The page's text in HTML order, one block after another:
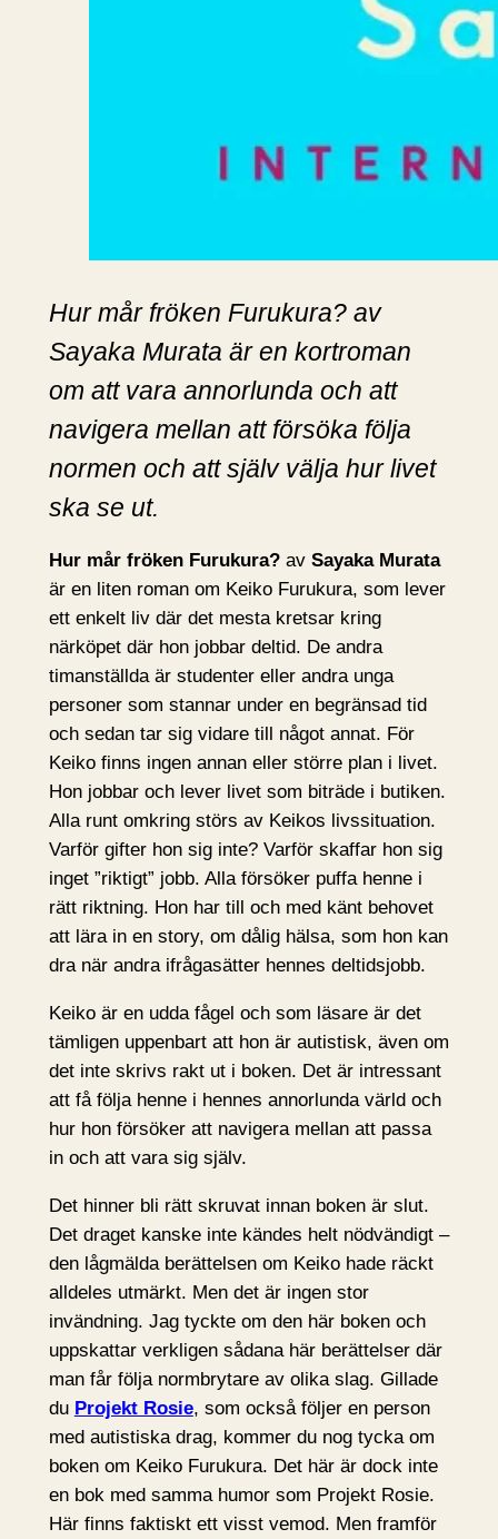
Hur mår fröken Furukura? av
Sayaka Murata är en kortroman
om att vara annorlunda och att
navigera mellan att försöka följa
normen och att själv välja hur livet
ska se ut.
Hur mår fröken Furukura?avSayaka Murata
är en liten roman om Keiko Furukura, som lever
ett enkelt liv där det mesta kretsar kring
närköpet där hon jobbar deltid. De andra
timanställda är studenter eller andra unga
personer som stannar under en begränsad tid
och sedan tar sig vidare till något annat. För
Keiko finns ingen annan eller större plan i livet.
Hon jobbar och lever livet som biträde i butiken.
Alla runt omkring störs av Keikos livssituation.
Varför gifter hon sig inte? Varför skaffar hon sig
inget ”riktigt” jobb. Alla försöker puffa henne i
rätt riktning. Hon har till och med känt behovet
att lära in en story, om dålig hälsa, som hon kan
dra när andra ifrågasätter hennes deltidsjobb.
Keiko är en udda fågel och som läsare är det
tämligen uppenbart att hon är autistisk, även om
det inte skrivs rakt ut i boken. Det är intressant
att få följa henne i hennes annorlunda värld och
hur hon försöker att navigera mellan att passa
in och att vara sig själv.
Det hinner bli rätt skruvat innan boken är slut.
Det draget kanske inte kändes helt nödvändigt –
den lågmälda berättelsen om Keiko hade räckt
alldeles utmärkt. Men det är ingen stor
invändning. Jag tyckte om den här boken och
uppskattar verkligen sådana här berättelser där
man får följa normbrytare av olika slag. Gillade
du Projekt Rosie, som också följer en person
med autistiska drag, kommer du nog tycka om
boken om Keiko Furukura. Det här är dock inte
en bok med samma humor som Projekt Rosie.
Här finns faktiskt ett visst vemod. Men framför